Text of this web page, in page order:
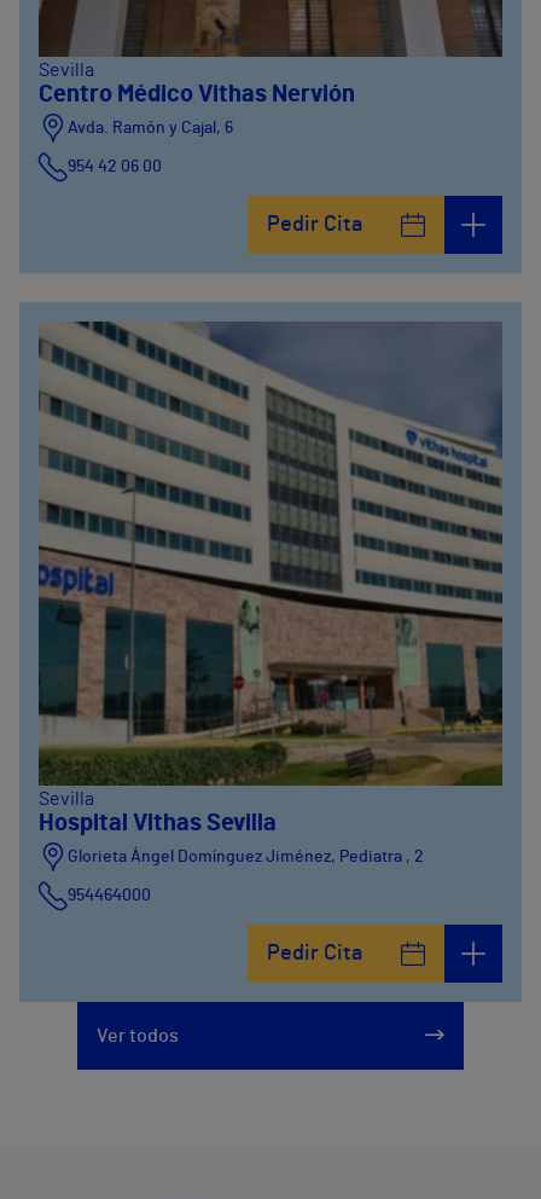
Sevilla
Centro Médico Vithas Nervión
Avda. Ramón y Cajal, 6
954 42 06 00
Pedir Cita
Sevilla
Hospital Vithas Sevilla
Glorieta Ángel Domínguez Jiménez, Pediatra , 2
954464000
Pedir Cita
Ver todos